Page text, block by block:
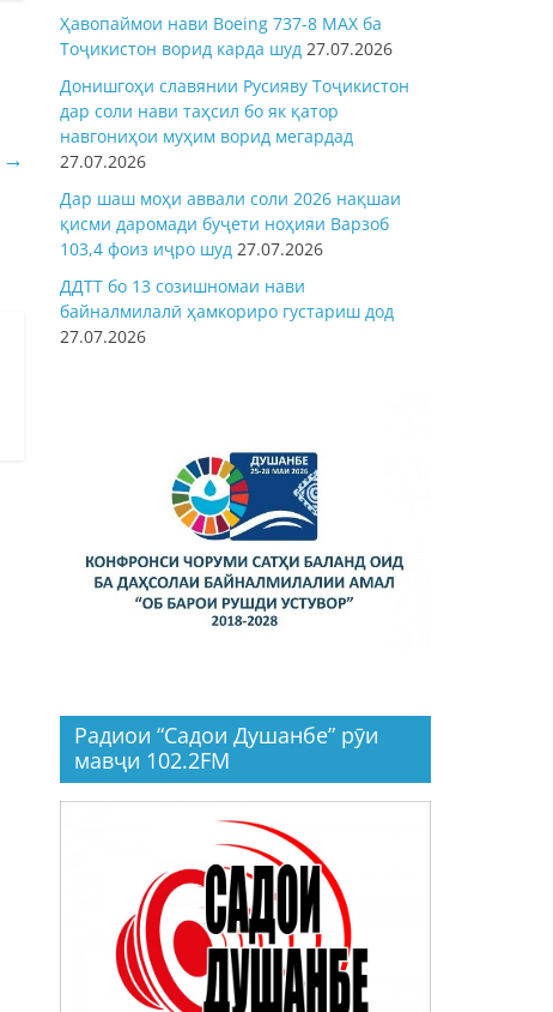
→
Ҳавопаймои нави Boeing 737-8 MAX ба
Тоҷикистон ворид карда шуд 27.07.2026
Донишгоҳи славянии Русияву Тоҷикистон
дар соли нави таҳсил бо як қатор
навгониҳои муҳим ворид мегардад
27.07.2026
Дар шаш моҳи аввали соли 2026 нақшаи
қисми даромади буҷети ноҳияи Варзоб
103,4 фоиз иҷро шуд 27.07.2026
ДДТТ бо 13 созишномаи нави
байналмилалӣ ҳамкориро густариш дод
27.07.2026
Радиои “Садои Душанбе” рӯи
мавҷи 102.2FM